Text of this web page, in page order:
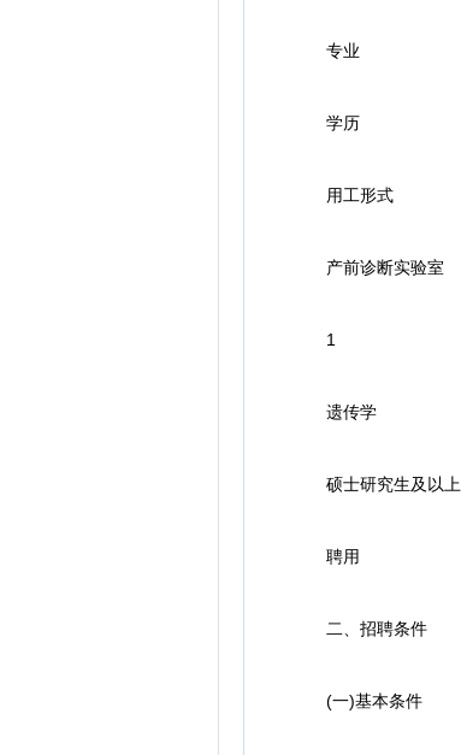
专业
学历
用工形式
产前诊断实验室
1
遗传学
硕士研究生及以上
聘用
二、招聘条件
(一)基本条件